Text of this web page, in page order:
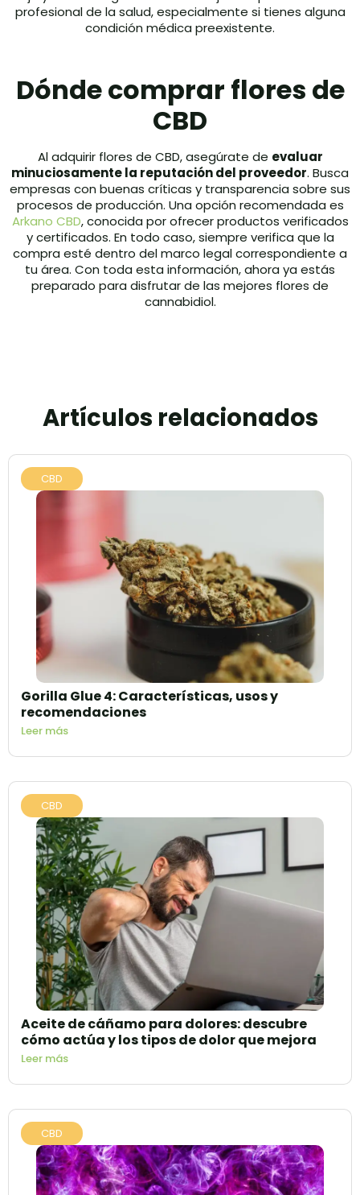
profesional de la salud, especialmente si tienes alguna
condición médica preexistente.
Dónde comprar flores de
CBD
Al adquirir flores de CBD, asegúrate de evaluar
minuciosamente la reputación del proveedor. Busca
empresas con buenas críticas y transparencia sobre sus
procesos de producción. Una opción recomendada es
Arkano CBD, conocida por ofrecer productos verificados
y certificados. En todo caso, siempre verifica que la
compra esté dentro del marco legal correspondiente a
tu área. Con toda esta información, ahora ya estás
preparado para disfrutar de las mejores flores de
cannabidiol.
Artículos relacionados
CBD
Gorilla Glue 4: Características, usos y
recomendaciones
Leer más
CBD
Aceite de cáñamo para dolores: descubre
cómo actúa y los tipos de dolor que mejora
Leer más
CBD